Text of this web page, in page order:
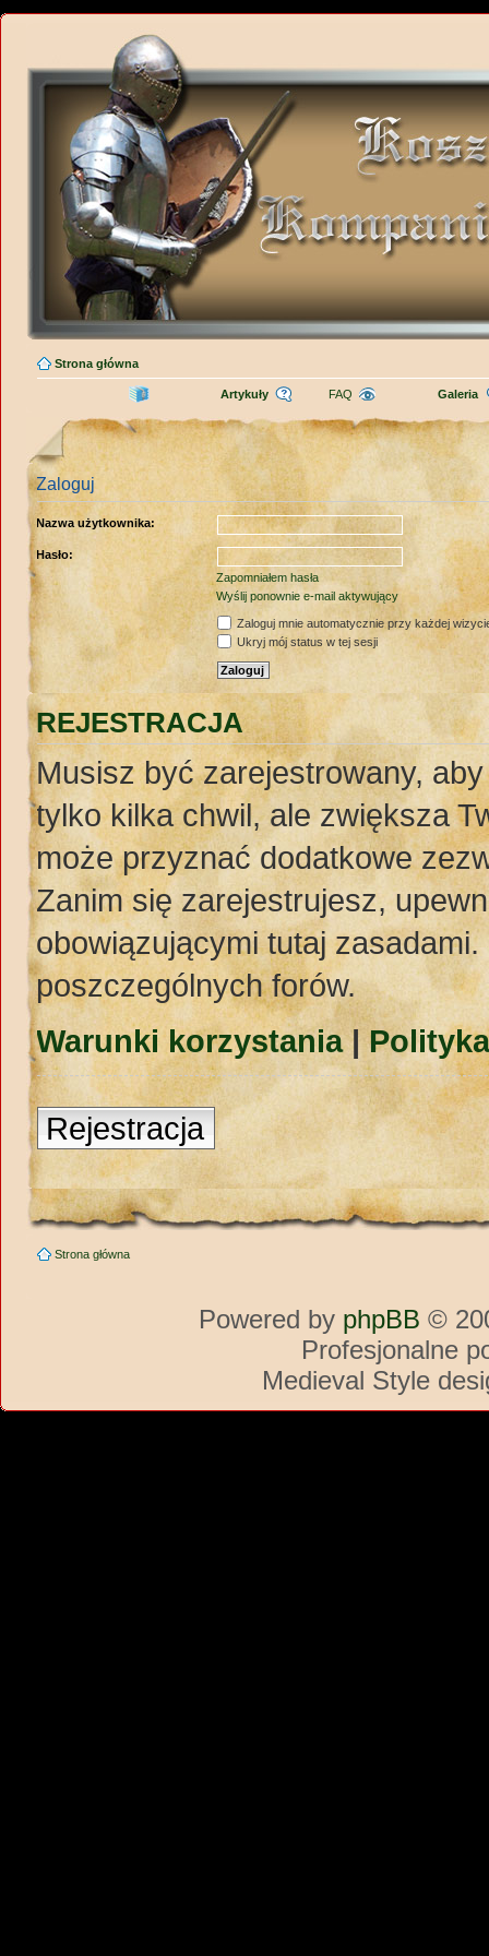
Strona główna
Artykuły FAQ Galeria
Zaloguj
Nazwa użytkownika:
Hasło:
Zapomniałem hasła
Wyślij ponownie e-mail aktywujący
Zaloguj mnie automatycznie przy każdej
Ukryj mój status w tej sesji
REJESTRACJA
Musisz być zarejestrowany,
tylko kilka chwil, ale zwiększa
może przyznać dodatkowe
Zanim się zarejestrujesz,
obowiązującymi tutaj
poszczególnych forów.
Warunki korzystania|
Rejestracja
Strona główna
Powered by phpBB ©
Profesjonalne
Medieval Style